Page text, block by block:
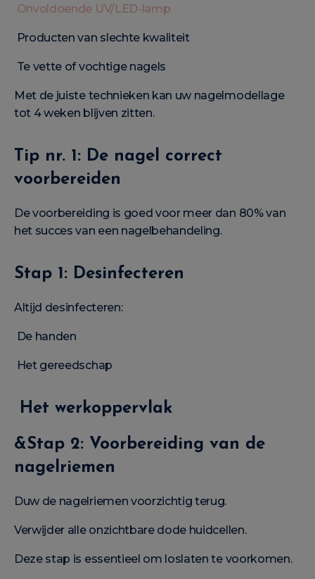
Onvoldoende UV/LED-lamp
Producten van slechte kwaliteit
Te vette of vochtige nagels
Met de juiste technieken kan uw nagelmodellage
tot 4 weken blijven zitten.
Tip nr. 1: De nagel correct
voorbereiden
De voorbereiding is goed voor meer dan 80% van
het succes van een nagelbehandeling.
Stap 1: Desinfecteren
Altijd desinfecteren:
De handen
Het gereedschap
Het werkoppervlak
&Stap 2: Voorbereiding van de
nagelriemen
Duw de nagelriemen voorzichtig terug.
Verwijder alle onzichtbare dode huidcellen.
Deze stap is essentieel om loslaten te voorkomen.